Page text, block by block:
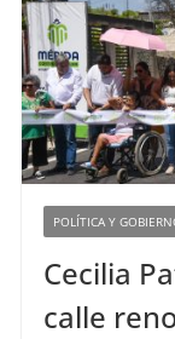
POLÍTICA Y
Cecilia
calle